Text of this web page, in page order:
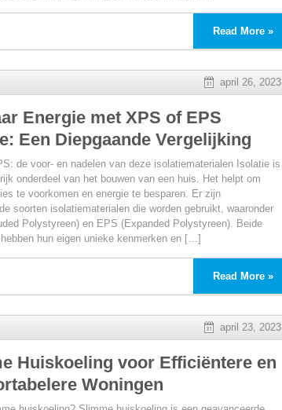
Read More »
april 26, 2023
Energie met XPS of EPS
Een Diepgaande Vergelijking
de voor- en nadelen van deze isolatiematerialen Isolatie is
onderdeel van het bouwen van een huis. Het helpt om
te voorkomen en energie te besparen. Er zijn
soorten isolatiematerialen die worden gebruikt, waaronder
Polystyreen) en EPS (Expanded Polystyreen). Beide
hun eigen unieke kenmerken en […]
Read More »
april 23, 2023
Huiskoeling voor Efficiëntere en
Woningen